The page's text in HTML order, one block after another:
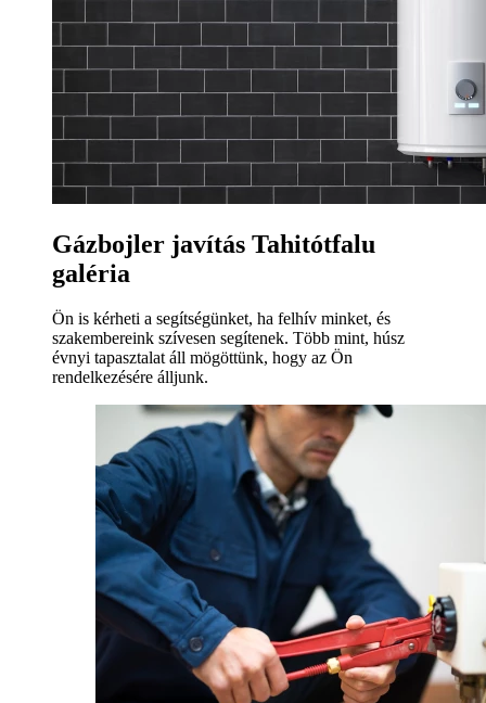
Gázbojler javítás Tahitótfalu
galéria
Ön is kérheti a segítségünket, ha felhív minket, és
szakembereink szívesen segítenek. Több mint, húsz
évnyi tapasztalat áll mögöttünk, hogy az Ön
rendelkezésére álljunk.